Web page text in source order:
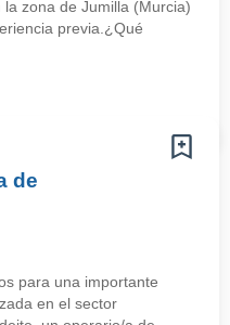
zona de Jumilla (Murcia)
previa.¿Qué
de
para una importante
en el sector